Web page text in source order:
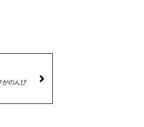
がのんび